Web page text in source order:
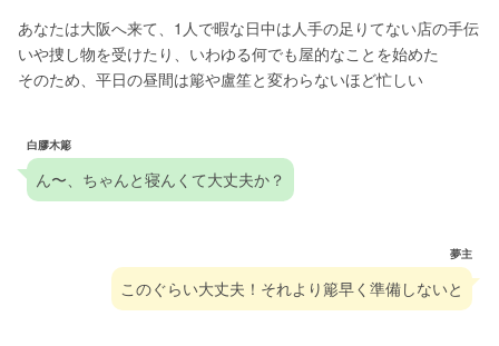
あなたは大阪へ来て、1人で暇な日中は人手の足りてない店の手伝
いや捜し物を受けたり、いわゆる何でも屋的なことを始めた
そのため、平日の昼間は簓や盧笙と変わらないほど忙しい
白膠木簓
ん〜、ちゃんと寝んくて大丈夫か？
夢主
このぐらい大丈夫！それより簓早く準備しないと